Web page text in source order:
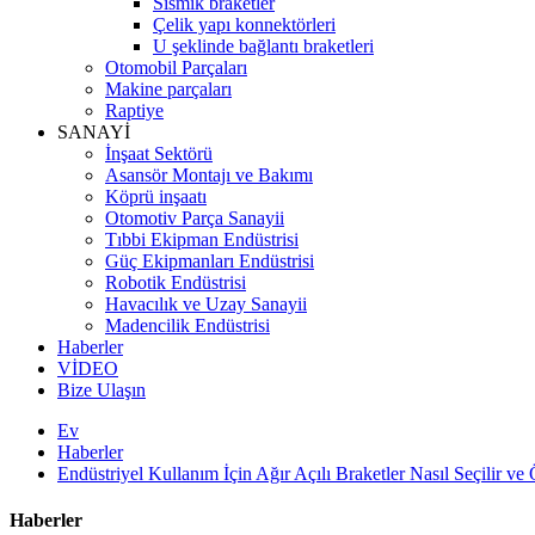
Çelik yapı konnektörleri
U şeklinde bağlantı braketleri
Otomobil Parçaları
Makine parçaları
Raptiye
SANAYİ
İnşaat Sektörü
Asansör Montajı ve Bakımı
Köprü inşaatı
Otomotiv Parça Sanayii
Tıbbi Ekipman Endüstrisi
Güç Ekipmanları Endüstrisi
Robotik Endüstrisi
Havacılık ve Uzay Sanayii
Madencilik Endüstrisi
Haberler
VİDEO
Bize Ulaşın
Ev
Haberler
Endüstriyel Kullanım İçin Ağır Açılı Braketler Nasıl Seçilir ve
Haberler